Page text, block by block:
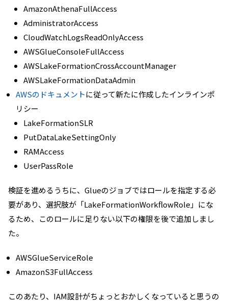
AmazonAthenaFullAccess
AdministratorAccess
CloudWatchLogsReadOnlyAccess
AWSGlueConsoleFullAccess
AWSLakeFormationCrossAccountManager
AWSLakeFormationDataAdmin
AWSのドキュメントに従って新たに作成したインラインポ
リシー
LakeFormationSLR
PutDataLakeSettingOnly
RAMAccess
UserPassRole
検証を進めるうちに、Glueのジョブではロールを指定する必
要があり、選択肢が「LakeFormationWorkflowRole」にな
るため、このロールに足りない以下の権限を後で追加しまし
た。
AWSGlueServiceRole
AmazonS3FullAccess
このあたり、IAM設計がちょっとおかしくなっていると思うの